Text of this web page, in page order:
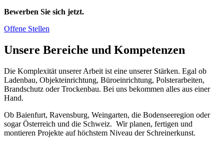
Bewerben Sie sich jetzt.
Offene Stellen
Unsere Bereiche und Kompetenzen
Die Komplexität unserer Arbeit ist eine unserer Stärken. Egal ob
Ladenbau, Objekteinrichtung, Büroeinrichtung, Polsterarbeiten,
Brandschutz oder Trockenbau. Bei uns bekommen alles aus einer
Hand.
Ob Baienfurt, Ravensburg, Weingarten, die Bodenseeregion oder
sogar Österreich und die Schweiz. Wir planen, fertigen und
montieren Projekte auf höchstem Niveau der Schreinerkunst.